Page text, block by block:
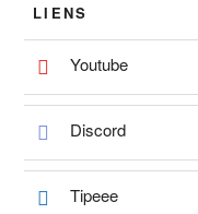
LIENS
Youtube
Discord
Tipeee